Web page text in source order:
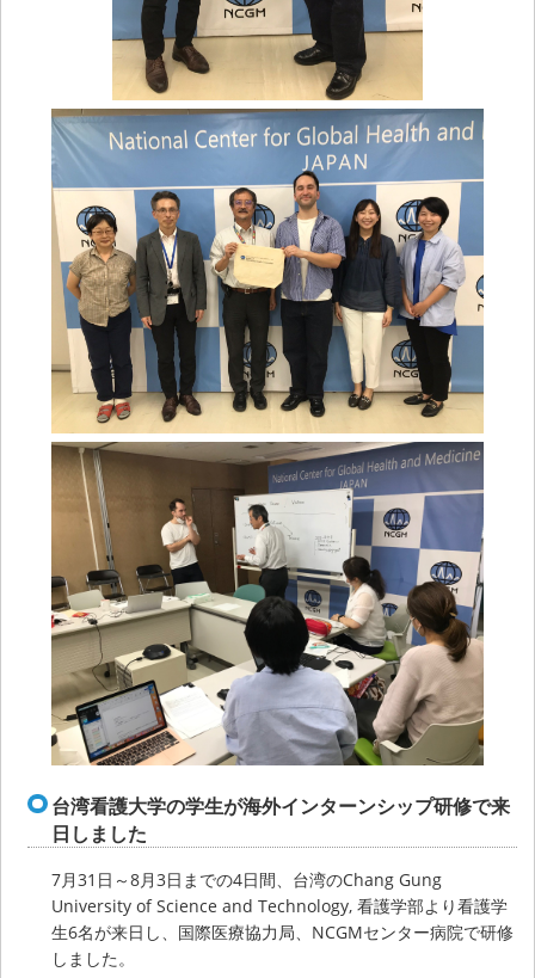
台湾看護大学の学生が海外インターンシップ研修で来
日しました
7月31日～8月3日までの4日間、台湾のChang Gung
University of Science and Technology, 看護学部より看護学
生6名が来日し、国際医療協力局、NCGMセンター病院で研修
しました。